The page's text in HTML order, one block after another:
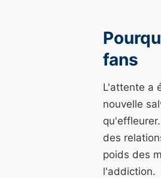
fans
L'attente a
nouvelle
des
poids des
l'addiction.